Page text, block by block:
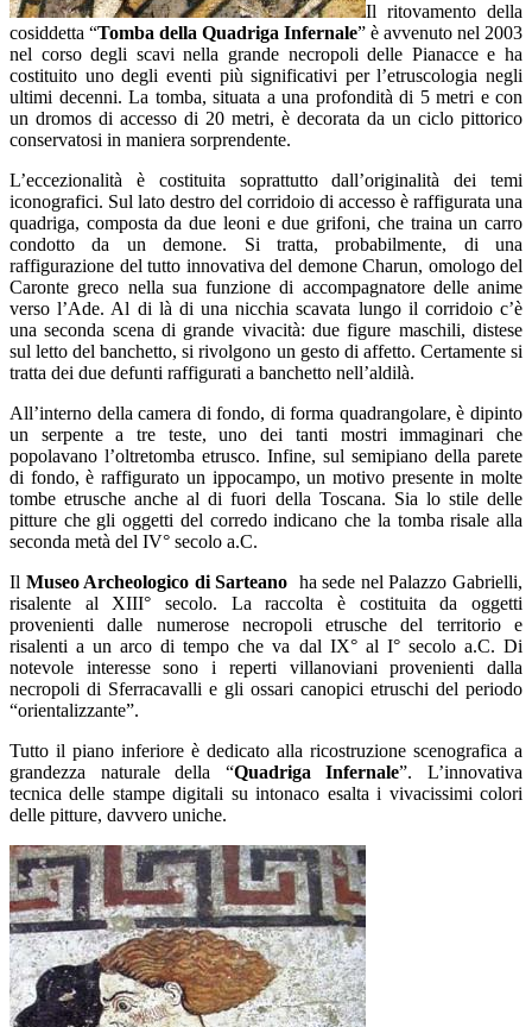
Il ritovamento della
cosiddetta “Tomba della Quadriga Infernale” è avvenuto nel 2003
nel corso degli scavi nella grande necropoli delle Pianacce e ha
costituito uno degli eventi più significativi per l’etruscologia negli
ultimi decenni. La tomba, situata a una profondità di 5 metri e con
un dromos di accesso di 20 metri, è decorata da un ciclo pittorico
conservatosi in maniera sorprendente.
L’eccezionalità è costituita soprattutto dall’originalità dei temi
iconografici. Sul lato destro del corridoio di accesso è raffigurata una
quadriga, composta da due leoni e due grifoni, che traina un carro
condotto da un demone. Si tratta, probabilmente, di una
raffigurazione del tutto innovativa del demone Charun, omologo del
Caronte greco nella sua funzione di accompagnatore delle anime
verso l’Ade. Al di là di una nicchia scavata lungo il corridoio c’è
una seconda scena di grande vivacità: due figure maschili, distese
sul letto del banchetto, si rivolgono un gesto di affetto. Certamente si
tratta dei due defunti raffigurati a banchetto nell’aldilà.
All’interno della camera di fondo, di forma quadrangolare, è dipinto
un serpente a tre teste, uno dei tanti mostri immaginari che
popolavano l’oltretomba etrusco. Infine, sul semipiano della parete
di fondo, è raffigurato un ippocampo, un motivo presente in molte
tombe etrusche anche al di fuori della Toscana. Sia lo stile delle
pitture che gli oggetti del corredo indicano che la tomba risale alla
seconda metà del IV° secolo a.C.
Il Museo Archeologico di Sarteano ha sede nel Palazzo Gabrielli,
risalente al XIII° secolo. La raccolta è costituita da oggetti
provenienti dalle numerose necropoli etrusche del territorio e
risalenti a un arco di tempo che va dal IX° al I° secolo a.C. Di
notevole interesse sono i reperti villanoviani provenienti dalla
necropoli di Sferracavalli e gli ossari canopici etruschi del periodo
“orientalizzante”.
Tutto il piano inferiore è dedicato alla ricostruzione scenografica a
grandezza naturale della “Quadriga Infernale”. L’innovativa
tecnica delle stampe digitali su intonaco esalta i vivacissimi colori
delle pitture, davvero uniche.